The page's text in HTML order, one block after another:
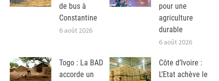
de bus à
Constantine
6 août 2026
pour une
agriculture
durable
6 août 2026
Togo : La BAD
accorde un
Côte d’Ivoire :
L’Etat achève le